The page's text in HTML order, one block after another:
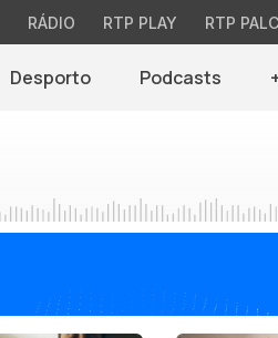
RÁDIO RTP PLAY RTP
Desporto Podcasts